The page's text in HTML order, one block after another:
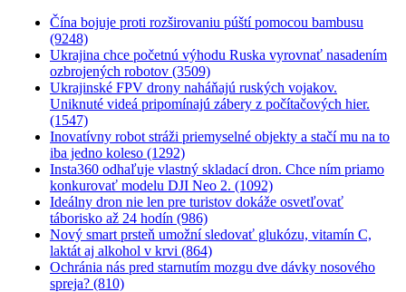
Čína bojuje proti rozširovaniu púští pomocou bambusu
(9248)
Ukrajina chce početnú výhodu Ruska vyrovnať nasadením
ozbrojených robotov (3509)
Ukrajinské FPV drony naháňajú ruských vojakov.
Uniknuté videá pripomínajú zábery z počítačových hier.
(1547)
Inovatívny robot stráži priemyselné objekty a stačí mu na to
iba jedno koleso (1292)
Insta360 odhaľuje vlastný skladací dron. Chce ním priamo
konkurovať modelu DJI Neo 2. (1092)
Ideálny dron nie len pre turistov dokáže osvetľovať
táborisko až 24 hodín (986)
Nový smart prsteň umožní sledovať glukózu, vitamín C,
laktát aj alkohol v krvi (864)
Ochránia nás pred starnutím mozgu dve dávky nosového
spreja? (810)